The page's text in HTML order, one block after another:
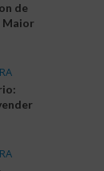
de
Maior